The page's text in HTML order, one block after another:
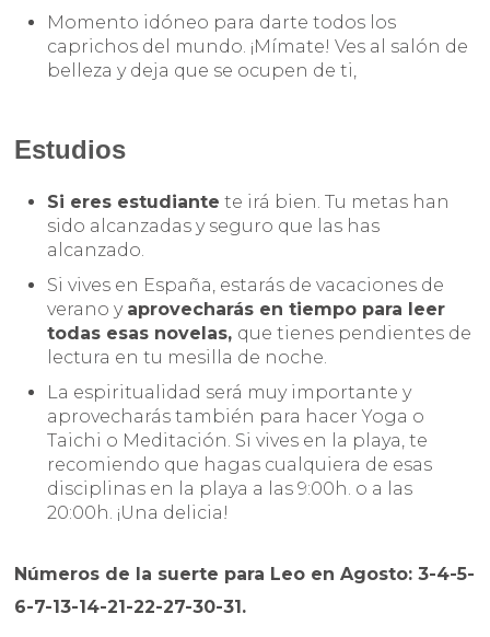
Momento idóneo para darte todos los
caprichos del mundo. ¡Mímate! Ves al salón de
belleza y deja que se ocupen de ti,
Estudios
Si eres estudiante te irá bien. Tu metas han
sido alcanzadas y seguro que las has
alcanzado.
Si vives en España, estarás de vacaciones de
verano y aprovecharás en tiempo para leer
todas esas novelas, que tienes pendientes de
lectura en tu mesilla de noche.
La espiritualidad será muy importante y
aprovecharás también para hacer Yoga o
Taichi o Meditación. Si vives en la playa, te
recomiendo que hagas cualquiera de esas
disciplinas en la playa a las 9:00h. o a las
20:00h. ¡Una delicia!
Números de la suerte para Leo en Agosto: 3-4-5-
6-7-13-14-21-22-27-30-31.